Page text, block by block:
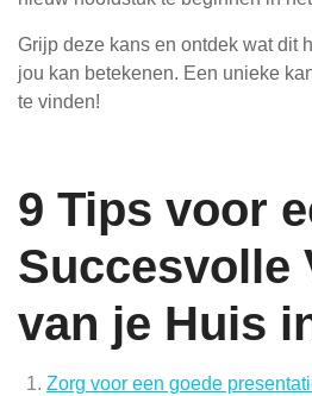
Grijp deze kans en ontdek wat dit
jou kan betekenen. Een unieke
te vinden!
9 Tips voor
Succesvolle
van je Huis
Zorg voor een goede